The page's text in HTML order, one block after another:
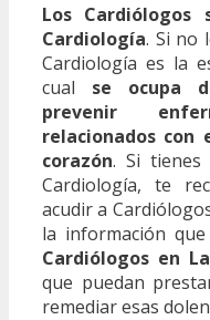
Los Cardiólogos
Cardiología. Si no
Cardiología es la
cual se ocupa
prevenir
relacionados
corazón. Si
Cardiología, te
acudir a
la información
Cardiólogos en
que puedan
remediar esas